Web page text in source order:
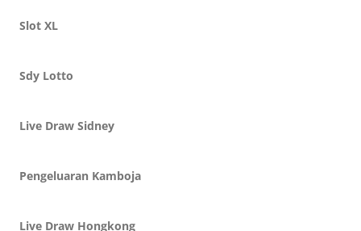
Slot XL
Sdy Lotto
Live Draw Sidney
Pengeluaran Kamboja
Live Draw Hongkong